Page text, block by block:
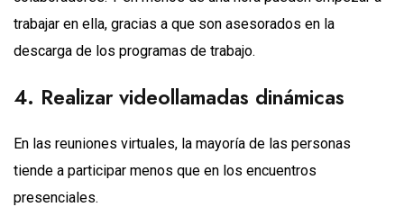
trabajar en ella, gracias a que son asesorados en la
descarga de los programas de trabajo.
4. Realizar videollamadas dinámicas
En las reuniones virtuales, la mayoría de las personas
tiende a participar menos que en los encuentros
presenciales.